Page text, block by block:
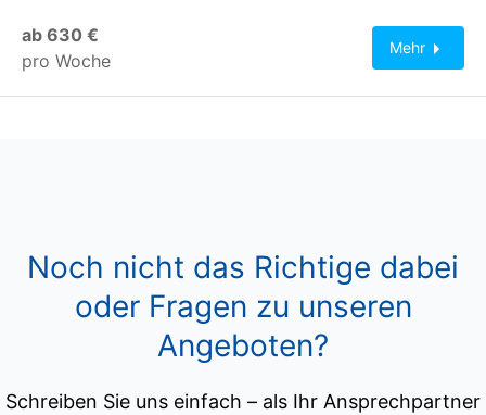
ab 630 €
pro Woche
Mehr
Noch nicht das Richtige dabei
oder Fragen zu unseren
Angeboten?
Schreiben Sie uns einfach – als Ihr Ansprechpartner